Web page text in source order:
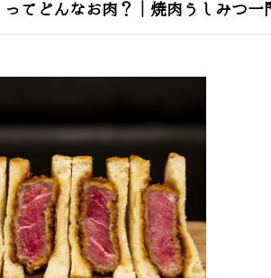
ってどんなお肉？｜焼肉うしみつ